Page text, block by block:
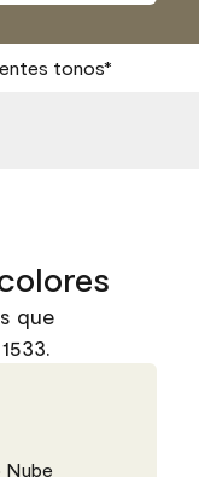
tonos*
que
Nube